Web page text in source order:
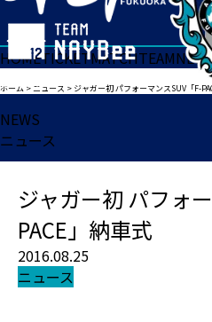
HOMETICKETMATCHTEAM
ホーム >ニュース > ジャガー初 パフォーマンスSUV「F-
NEWS
ニュース
ジャガー初 パフォ
PACE」納車式
2016.08.25
ニュース